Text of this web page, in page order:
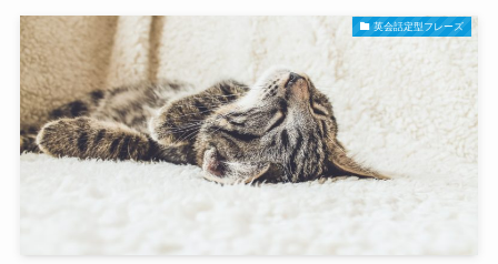
英会話定型フレーズ